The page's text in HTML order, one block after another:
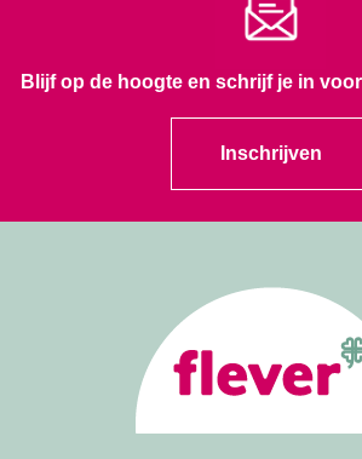
Blijf op de hoogte en schrijf je in
Inschrijven